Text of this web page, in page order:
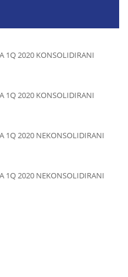
1Q 2020 KONSOLIDIRANI
1Q 2020 KONSOLIDIRANI
1Q 2020 NEKONSOLIDIRANI
1Q 2020 NEKONSOLIDIRANI